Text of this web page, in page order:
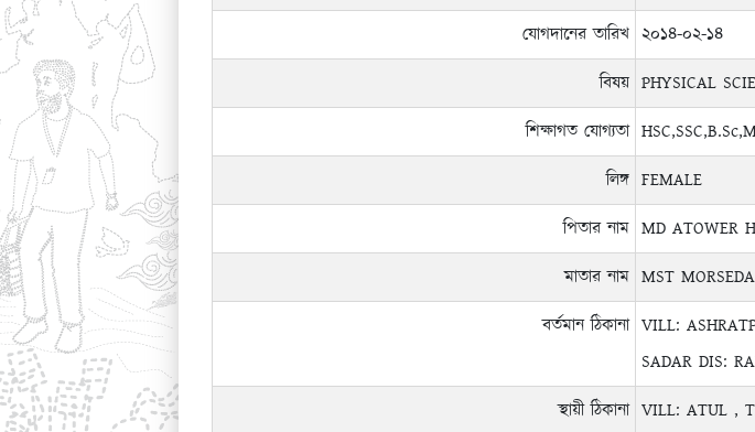
যোগদানের তারিখ ২০১৪-০২-১৪
বিষয় PHYSICAL
শিক্ষাগত যোগ্যতা
লিঙ্গ FEMALE
পিতার নাম MD ATOWER
মাতার নাম MST
বর্তমান ঠিকানা VILL:
SADAR DIS:
স্থায়ী ঠিকানা VILL: ATUL ,